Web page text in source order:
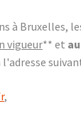
à Bruxelles,
vigueur** et
,